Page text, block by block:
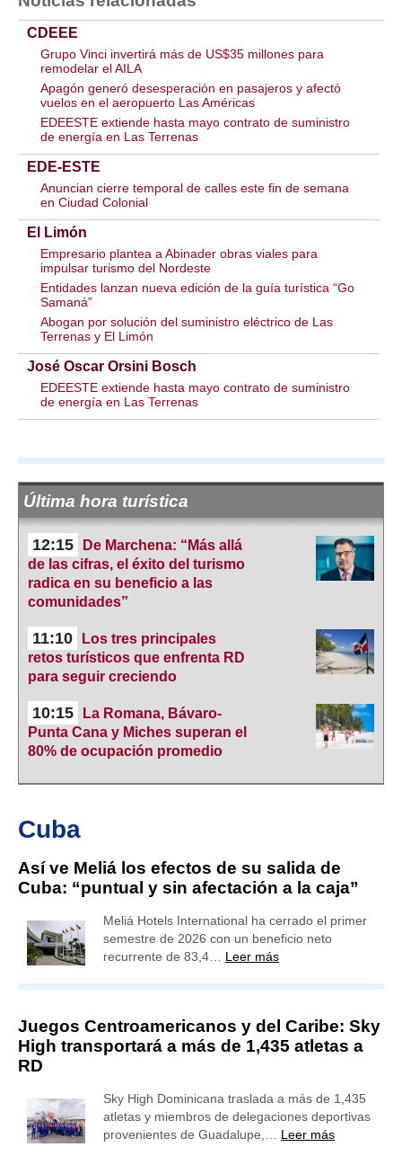
CDEEE
Grupo Vinci invertirá más de US$35 millones para
remodelar el AILA
Apagón generó desesperación en pasajeros y afectó
vuelos en el aeropuerto Las Américas
EDEESTE extiende hasta mayo contrato de suministro
de energía en Las Terrenas
EDE-ESTE
Anuncian cierre temporal de calles este fin de semana
en Ciudad Colonial
El Limón
Empresario plantea a Abinader obras viales para
impulsar turismo del Nordeste
Entidades lanzan nueva edición de la guía turística “Go
Samaná”
Abogan por solución del suministro eléctrico de Las
Terrenas y El Limón
José Oscar Orsini Bosch
EDEESTE extiende hasta mayo contrato de suministro
de energía en Las Terrenas
Última hora turística
12:15
De Marchena: “Más allá
de las cifras, el éxito del turismo
radica en su beneficio a las
comunidades”
11:10
Los tres principales
retos turísticos que enfrenta RD
para seguir creciendo
10:15
La Romana, Bávaro-
Punta Cana y Miches superan el
80% de ocupación promedio
Cuba
Así ve Meliá los efectos de su salida de
Cuba: “puntual y sin afectación a la caja”
Meliá Hotels International ha cerrado el primer
semestre de 2026 con un beneficio neto
recurrente de 83,4… Leer más
Juegos Centroamericanos y del Caribe: Sky
High transportará a más de 1,435 atletas a
RD
Sky High Dominicana traslada a más de 1,435
atletas y miembros de delegaciones deportivas
provenientes de Guadalupe,… Leer más